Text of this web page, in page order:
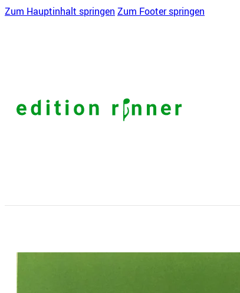
Zum Hauptinhalt springen Zum Footer springen